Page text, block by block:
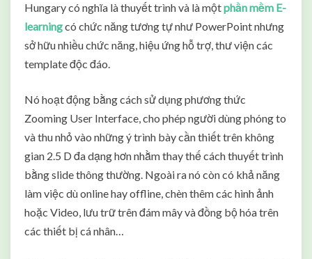
Hungary có nghĩa là thuyết trình và là mộtphần mềm E-
learningcó chức năng tương tự như PowerPoint nhưng
sở hữu nhiều chức năng, hiệu ứng hỗ trợ, thư viện các
template độc đáo.
Nó hoạt động bằng cách sử dụng phương thức
Zooming User Interface, cho phép người dùng phóng to
và thu nhỏ vào những ý trình bày cần thiết trên không
gian 2.5 D đa dạng hơn nhằm thay thế cách thuyết trình
bằng slide thông thường. Ngoài ra nó còn có khả năng
làm việc dù online hay offline, chèn thêm các hình ảnh
hoặc Video, lưu trữ trên đám mây và đồng bộ hóa trên
các thiết bị cá nhân…